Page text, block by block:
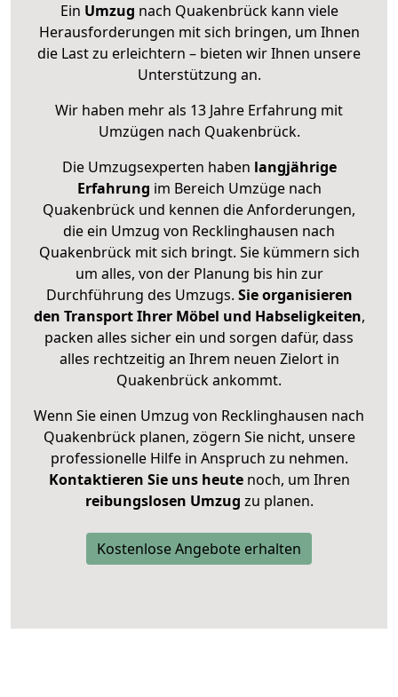
Ein Umzug nach Quakenbrück kann viele
Herausforderungen mit sich bringen, um Ihnen
die Last zu erleichtern – bieten wir Ihnen unsere
Unterstützung an.
Wir haben mehr als 13 Jahre Erfahrung mit
Umzügen nach Quakenbrück.
Die Umzugsexperten haben langjährige
Erfahrung im Bereich Umzüge nach
Quakenbrück und kennen die Anforderungen,
die ein Umzug von Recklinghausen nach
Quakenbrück mit sich bringt. Sie kümmern sich
um alles, von der Planung bis hin zur
Durchführung des Umzugs. Sie organisieren
den Transport Ihrer Möbel und Habseligkeiten,
packen alles sicher ein und sorgen dafür, dass
alles rechtzeitig an Ihrem neuen Zielort in
Quakenbrück ankommt.
Wenn Sie einen Umzug von Recklinghausen nach
Quakenbrück planen, zögern Sie nicht, unsere
professionelle Hilfe in Anspruch zu nehmen.
Kontaktieren Sie uns heutenoch, um Ihren
reibungslosen Umzug zu planen.
Kostenlose Angebote erhalten